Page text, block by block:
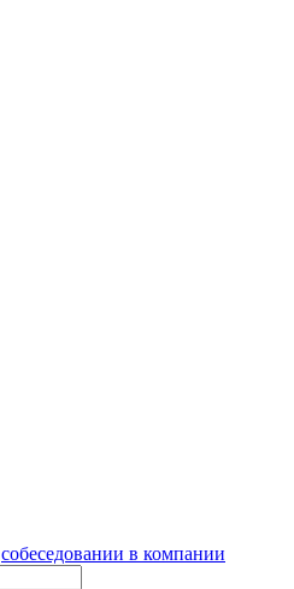
собеседовании в компании